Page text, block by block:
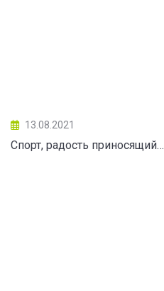
13.08.2021
Спорт, радость приносящий…